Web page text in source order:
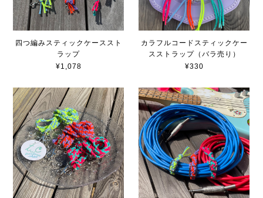
四つ編みスティックケーススト
ラップ
¥1,078
カラフルコードスティックケー
スストラップ（バラ売り）
¥330